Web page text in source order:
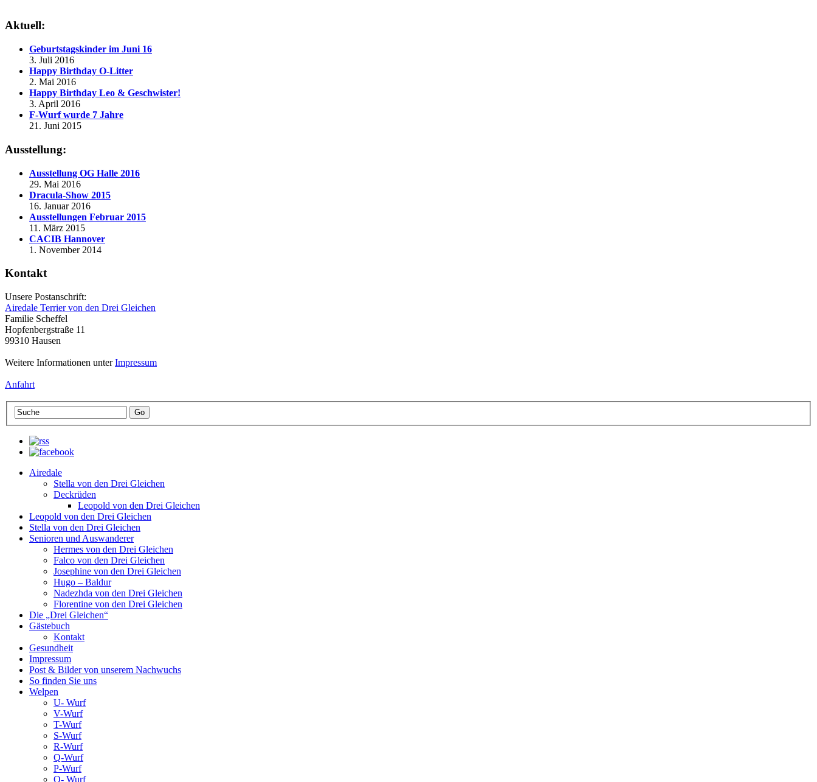
Aktuell:
Geburtstagskinder im Juni 16
3. Juli 2016
Happy Birthday O-Litter
2. Mai 2016
Happy Birthday Leo & Geschwister!
3. April 2016
F-Wurf wurde 7 Jahre
21. Juni 2015
Ausstellung:
Ausstellung OG Halle 2016
29. Mai 2016
Dracula-Show 2015
16. Januar 2016
Ausstellungen Februar 2015
11. März 2015
CACIB Hannover
1. November 2014
Kontakt
Unsere Postanschrift:
Airedale Terrier von den Drei Gleichen
Familie Scheffel
Hopfenbergstraße 11
99310 Hausen
Weitere Informationen unterImpressum
Anfahrt
Airedale
Stella von den Drei Gleichen
Deckrüden
Leopold von den Drei Gleichen
Leopold von den Drei Gleichen
Stella von den Drei Gleichen
Senioren und Auswanderer
Hermes von den Drei Gleichen
Falco von den Drei Gleichen
Josephine von den Drei Gleichen
Hugo – Baldur
Nadezhda von den Drei Gleichen
Florentine von den Drei Gleichen
Die „Drei Gleichen“
Gästebuch
Kontakt
Gesundheit
Impressum
Post & Bilder von unserem Nachwuchs
So finden Sie uns
Welpen
U- Wurf
V-Wurf
T-Wurf
S-Wurf
R-Wurf
Q-Wurf
P-Wurf
O- Wurf